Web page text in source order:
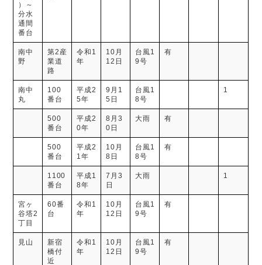
）～
分水
通間
番台
南中
野
第2産
業道
路
令和1
年
10月
12日
台風1
9号
有
南中
丸
100
番台
平成2
5年
9月1
5日
台風1
8号
1
500
番台
平成2
0年
8月3
0日
大雨 有
500
番台
平成2
1年
10月
8日
台風1
8号
有
1100
番台
平成1
8年
7月3
日
大雨 1
宮ヶ
谷塔2
丁目
60番
台
令和1
年
10月
12日
台風1
9号
有
見山
新宿
橋付
近
令和1
年
10月
12日
台風1
9号
有